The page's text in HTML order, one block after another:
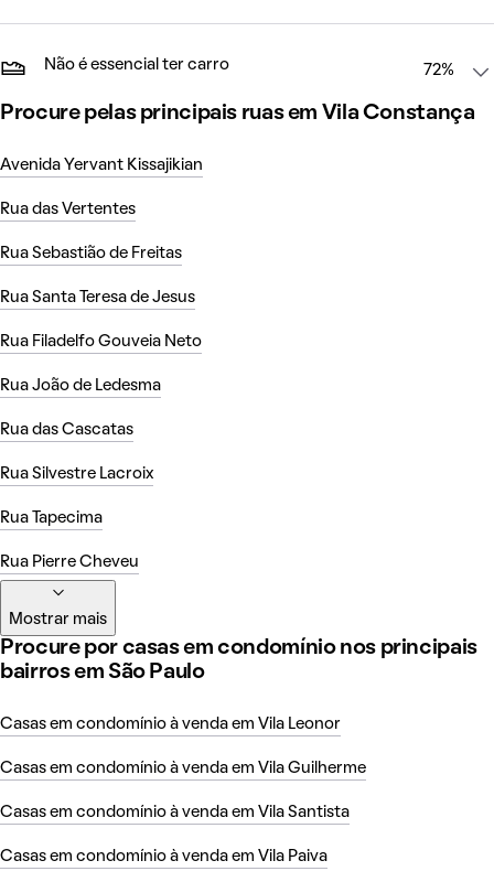
Não é essencial ter carro 72%
Procure pelas principais ruas em Vila Constança
Avenida Yervant Kissajikian
Rua das Vertentes
Rua Sebastião de Freitas
Rua Santa Teresa de Jesus
Rua Filadelfo Gouveia Neto
Rua João de Ledesma
Rua das Cascatas
Rua Silvestre Lacroix
Rua Tapecima
Rua Pierre Cheveu
Mostrar mais
Procure por casas em condomínio nos principais
bairros em São Paulo
Casas em condomínio à venda em Vila Leonor
Casas em condomínio à venda em Vila Guilherme
Casas em condomínio à venda em Vila Santista
Casas em condomínio à venda em Vila Paiva